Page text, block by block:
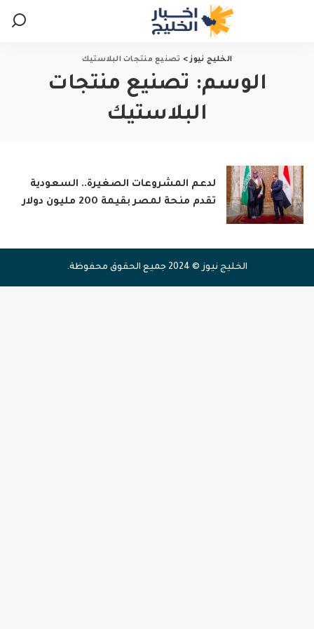
الخليج نيوز> تصنيع منتجات البلاستيك
الوسم: تصنيع منتجات
البلاستيك
لدعم المشروعات الصغيرة.. السعودية
تقدم منحة لمصر بقيمة 200 مليون دولار
الخليج نيوز © 2024 جميع الحقوق محفوظة.